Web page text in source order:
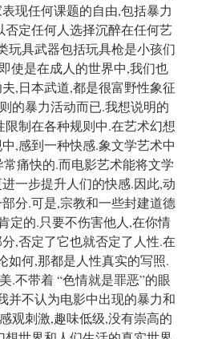
现任何课题的自由,包括暴力
定任何人选择沉醉在任何艺
玩具武器包括玩具枪是小孩们
使是在成人的世界中,我们也
,日本武道,都是很富野性象征
的暴力活动而已.我想说明的
制在各种规则中.在艺术幻想
,感到一种快感.象文学艺术中
痛快的.而电影艺术能将文学
一步提升人们的快感.因此,动
分.可是,宗教和一些封建道德
定的.只要不伤害他人,在你情
,否定了它也就否定了人性.在
如何,那都是人性真实的写照.
.不带着 “色情就是罪恶”的眼
并不认为电影中出现的暴力和
观刺激,趣味低级,没有崇高的